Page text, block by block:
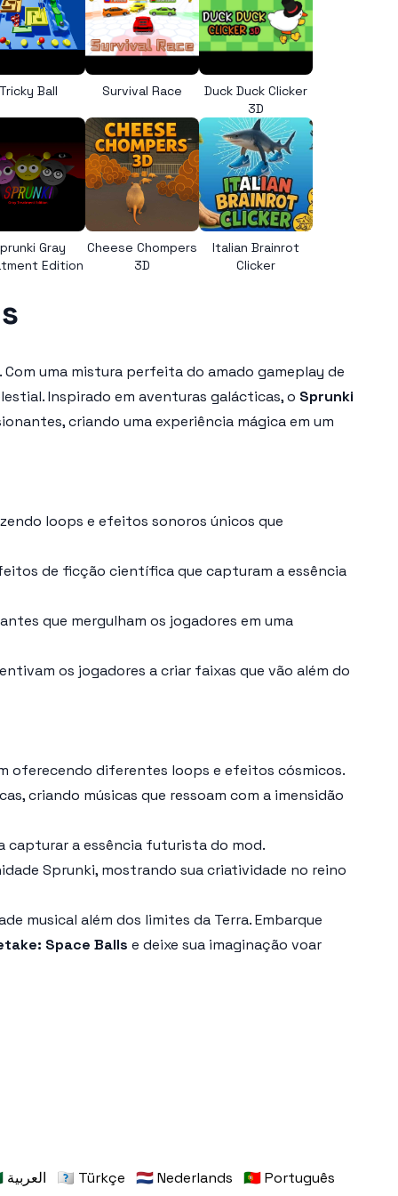
Tricky Ball Survival Race
Duck Duck Clicker
3D
Gray
Edition
Cheese Chompers
3D
Italian Brainrot
Clicker
uma mistura perfeita do amado gameplay de
Inspirado em aventuras galácticas, o Sprunki
criando uma experiência mágica em um
loops e efeitos sonoros únicos que
de ficção científica que capturam a essência
que mergulham os jogadores em uma
os jogadores a criar faixas que vão além do
oferecendo diferentes loops e efeitos cósmicos.
criando músicas que ressoam com a imensidão
capturar a essência futurista do mod.
Sprunki, mostrando sua criatividade no reino
musical além dos limites da Terra. Embarque
Space Balls e deixe sua imaginação voar
🇸🇦 العربية 🇹🇷 Türkçe 🇳🇱 Nederlands 🇵🇹 Português